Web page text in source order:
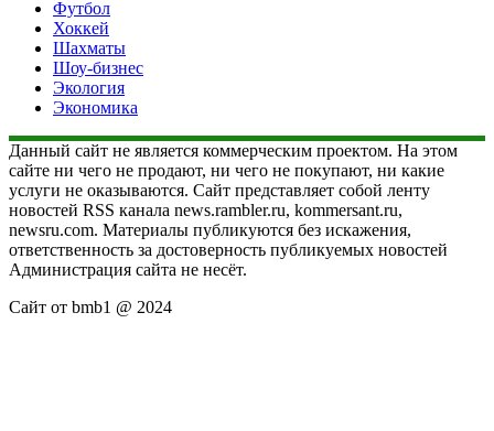
Футбол
Хоккей
Шахматы
Шоу-бизнес
Экология
Экономика
Данный сайт не является коммерческим проектом. На этом
сайте ни чего не продают, ни чего не покупают, ни какие
услуги не оказываются. Сайт представляет собой ленту
новостей RSS канала news.rambler.ru, kommersant.ru,
newsru.com. Материалы публикуются без искажения,
ответственность за достоверность публикуемых новостей
Администрация сайта не несёт.
Сайт от bmb1 @ 2024